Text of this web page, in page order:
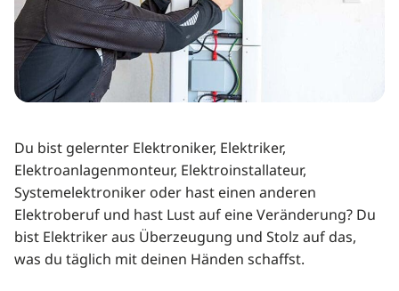
Du bist gelernter Elektroniker, Elektriker,
Elektroanlagenmonteur, Elektroinstallateur,
Systemelektroniker oder hast einen anderen
Elektroberuf und hast Lust auf eine Veränderung? Du
bist Elektriker aus Überzeugung und Stolz auf das,
was du täglich mit deinen Händen schaffst.